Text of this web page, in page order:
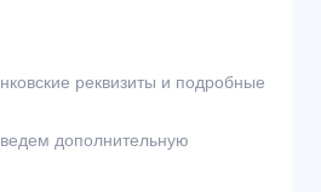
реквизиты и подробные
дополнительную